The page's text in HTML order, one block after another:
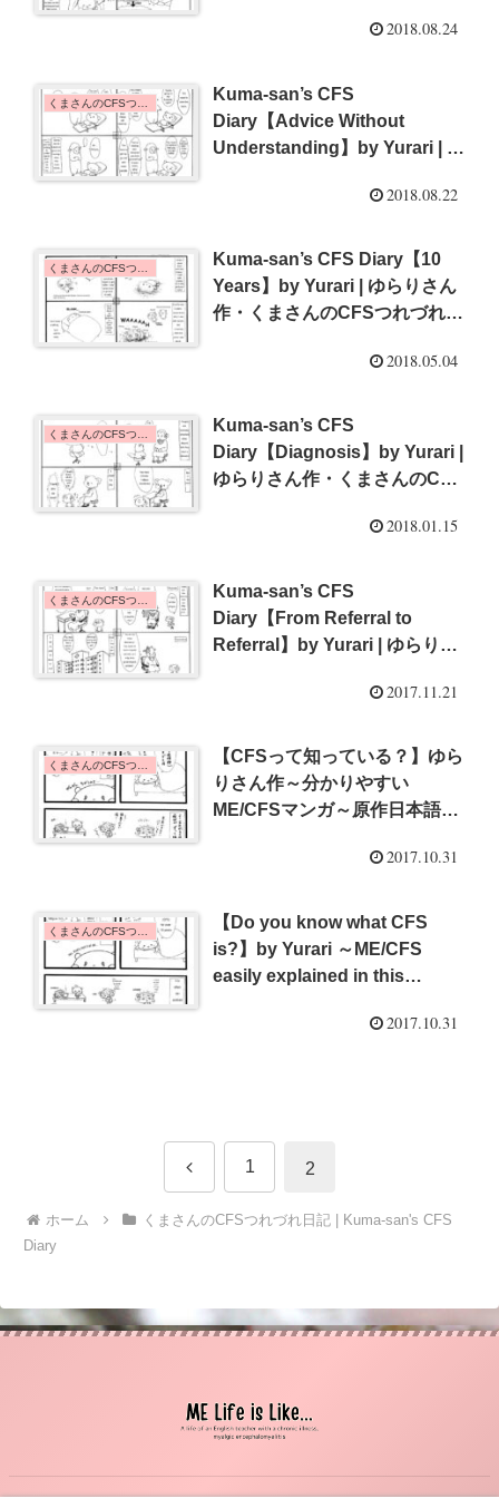
日記【常にリスクを考えてる】
2018.08.24
Kuma-san’s CFS
Diary【Advice Without
Understanding】by Yurari | ゆ
れづれ日記【理解なきアドバイ
2018.08.22
くまさんのCFSつれづれ日記 | Kuma-san's CFS Diary
Kuma-san’s CFS Diary【10
Years】by Yurari | ゆらりさん
作・くまさんのCFSつれづれ日
2018.05.04
Kuma-san’s CFS
Diary【Diagnosis】by Yurari |
ゆらりさん作・くまさんのCFS
2018.01.15
Kuma-san’s CFS
Diary【From Referral to
Referral】by Yurari | ゆらりさ
日記【たらい回し】{#2}2017.11.21
くまさんのCFSつれづれ日記 | Kuma-san's CFS Diary
【CFSって知っている？】ゆら
りさん作～分かりやすい
ME/CFSマンガ～原作日本語版
2017.10.31
【Do you know what CFS
is?】by Yurari ～ME/CFS
easily explained in this
2017.10.31
前
へ
1 2
ホーム
くまさんのCFSつれづれ日記 | Kuma-san's CFS
Diary